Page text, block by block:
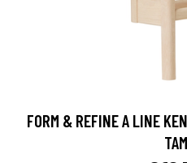
FORM & REFINE A LINE